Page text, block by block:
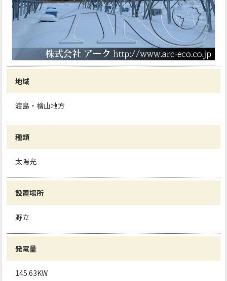
地域
渡島・檜山地方
種類
太陽光
設置場所
野立
発電量
145.63KW